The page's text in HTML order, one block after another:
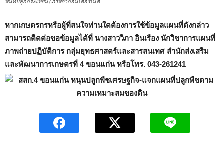
พื้นที่ปลูกกระเทียม (ภาพจากอินเตอร์เน็ต
หากเกษตรกรหรือผู้ที่สนใจท่านใดต้องการใช้ข้อมูลแผนที่ดังกล่าว
สามารถติดต่อขอข้อมูลได้ที่ นางสาววิภา อินเรือง นักวิชาการแผนที่
ภาพถ่ายปฏิบัติการ กลุ่มยุทธศาสตร์และสารสนเทศ สำนักส่งเสริม
และพัฒนาการเกษตรที่ 4 ขอนแก่น หรือโทร. 043-261241